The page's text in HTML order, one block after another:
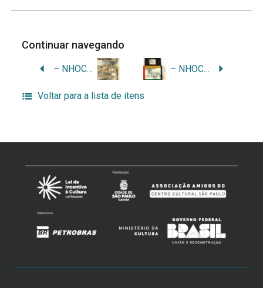
Continuar navegando
– NHOC… – NHOC…
Voltar para a lista de itens